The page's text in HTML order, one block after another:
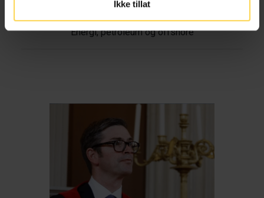
Ikke tillat
Energi, petroleum og offshore